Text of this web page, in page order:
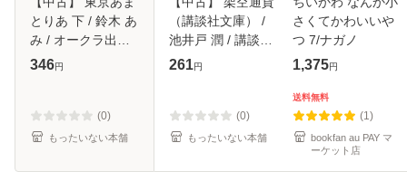
とりあ 下 / 鈴木 あ
み / オークラ出版
[文庫]【メール便送
346円
(0)
もったいない本舗
（講談社文庫） /
池井戸 潤 / 講談社
[文庫]【メール便送
261円
(0)
もったいない本舗
さくてかわいいや
つ 7/ナガノ
1,375円
送料無料
(1)
bookfan au PAY マ
ーケット店